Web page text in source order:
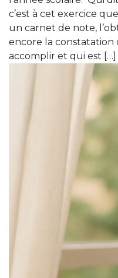
c’est à cet exercice
un carnet de note,
encore la constatation
accomplir et qui est […]